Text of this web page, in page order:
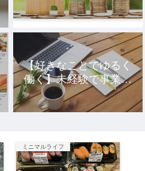
簿公開
【好きなことでゆるく
働く】未経験で事業を
立ち上げ10年、元社畜
アラサー女の話。
ミニマルライフ